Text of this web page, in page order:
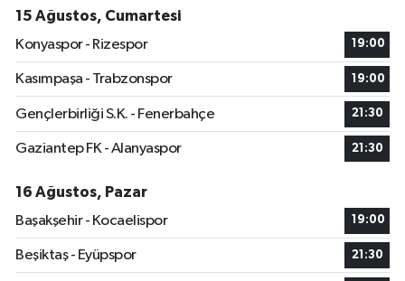
15 Ağustos, Cumartesi
Konyaspor - Rizespor
19:00
Kasımpaşa - Trabzonspor 19:00
Gençlerbirliği S.K. - Fenerbahçe 21:30
Gaziantep FK - Alanyaspor 21:30
16 Ağustos, Pazar
Başakşehir - Kocaelispor
19:00
Beşiktaş - Eyüpspor 21:30